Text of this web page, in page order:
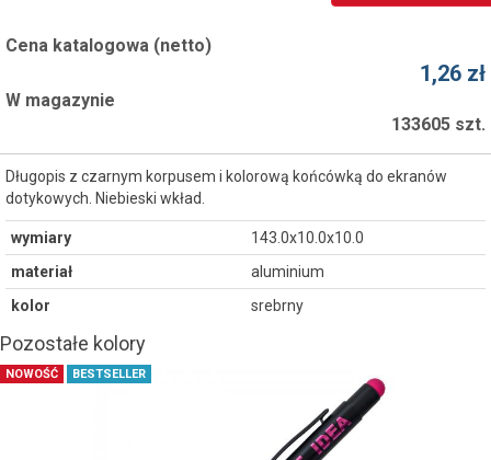
Cena katalogowa (netto)
1,26 zł
W magazynie
133605 szt.
Długopis z czarnym korpusem i kolorową końcówką do ekranów
dotykowych. Niebieski wkład.
wymiary
143.0x10.0x10.0
materiał
aluminium
kolor
srebrny
Pozostałe kolory
NOWOŚĆ BESTSELLER